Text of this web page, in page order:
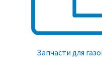
Запчасти для